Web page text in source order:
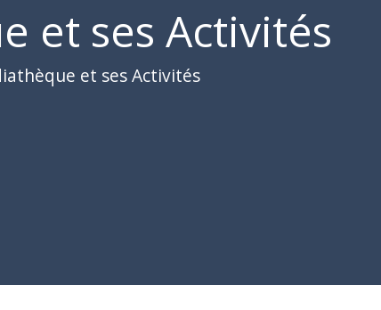
et ses Activités
et ses Activités